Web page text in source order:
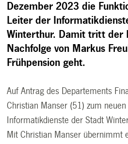
Dezember 2023 die
Leiter der
Winterthur. Damit tritt der
Nachfolge von Markus
Frühpension geht.
Auf Antrag des Departements
Christian Manser (51) zum
Informatikdienste der Stadt
Mit Christian Manser übernimmt